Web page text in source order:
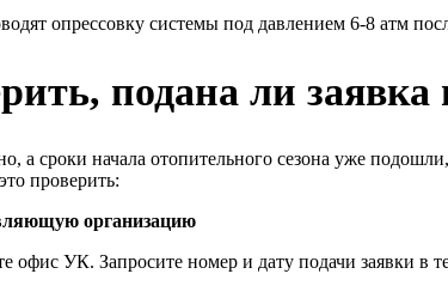
опрессовку системы под давлением 6-8 атм
подана ли
а сроки начала отопительного сезона уже
проверить:
организацию
офис УК. Запросите номер и дату подачи заявки